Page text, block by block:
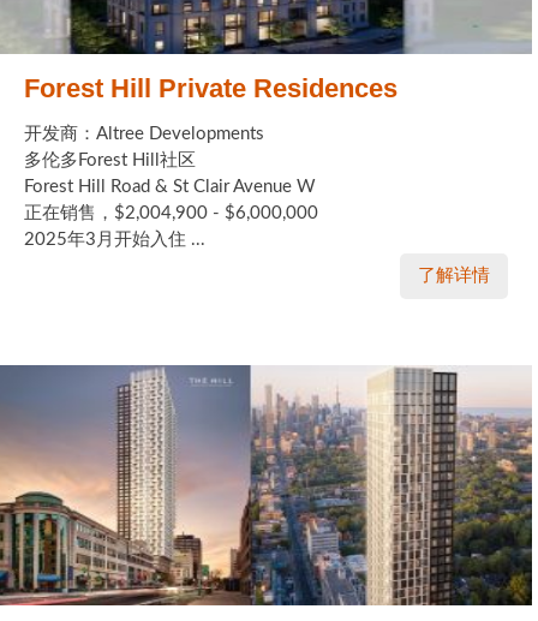
Forest Hill Private Residences
开发商：Altree Developments
多伦多Forest Hill社区
Forest Hill Road & St Clair Avenue W
正在销售，$2,004,900 - $6,000,000
2025年3月开始入住 ...
了解详情